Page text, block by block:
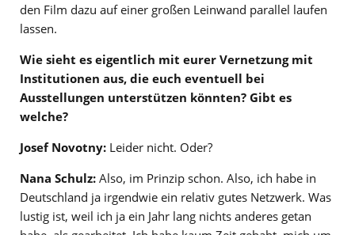
den Film dazu auf einer großen Leinwand parallel laufen
lassen.
Wie sieht es eigentlich mit eurer Vernetzung mit
Institutionen aus, die euch eventuell bei
Ausstellungen unterstützen könnten? Gibt es
welche?
Josef Novotny: Leider nicht. Oder?
Nana Schulz: Also, im Prinzip schon. Also, ich habe in
Deutschland ja irgendwie ein relativ gutes Netzwerk. Was
lustig ist, weil ich ja ein Jahr lang nichts anderes getan